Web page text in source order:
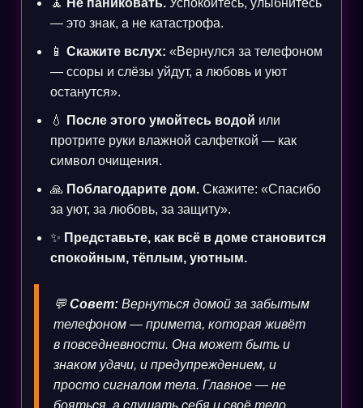
🧘 Не паниковать.Успокойтесь, улыбнитесь
— это знак, а не катастрофа.
📱 Скажите вслух: «Вернулся за телефоном
— ссоры и слёзы уйдут, а любовь и уют
останутся».
💧 После этого умойтесь водой или
протрите руки влажной салфеткой — как
символ очищения.
🙏 Поблагодарите дом.Скажите: «Спасибо
за уют, за любовь, за защиту».
✨ Представьте, как всё в доме становится
спокойным, тёплым, уютным.
💬Совет:Вернуться домой за забытым
телефоном — примета, которая живёт
в повседневности. Она может быть и
знаком удачи, и предупреждением, и
просто сигналом тела. Главное — не
бояться, а слушать себя и своё тело.